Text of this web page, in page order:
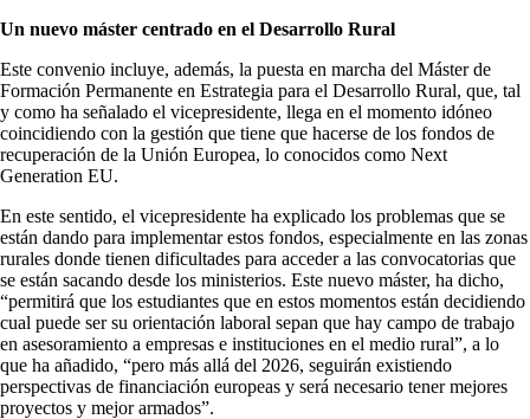
Un nuevo máster centrado en el Desarrollo Rural
Este convenio incluye, además, la puesta en marcha del Máster de
Formación Permanente en Estrategia para el Desarrollo Rural, que, tal
y como ha señalado el vicepresidente, llega en el momento idóneo
coincidiendo con la gestión que tiene que hacerse de los fondos de
recuperación de la Unión Europea, lo conocidos como Next
Generation EU.
En este sentido, el vicepresidente ha explicado los problemas que se
están dando para implementar estos fondos, especialmente en las zonas
rurales donde tienen dificultades para acceder a las convocatorias que
se están sacando desde los ministerios. Este nuevo máster, ha dicho,
“permitirá que los estudiantes que en estos momentos están decidiendo
cual puede ser su orientación laboral sepan que hay campo de trabajo
en asesoramiento a empresas e instituciones en el medio rural”, a lo
que ha añadido, “pero más allá del 2026, seguirán existiendo
perspectivas de financiación europeas y será necesario tener mejores
proyectos y mejor armados”.